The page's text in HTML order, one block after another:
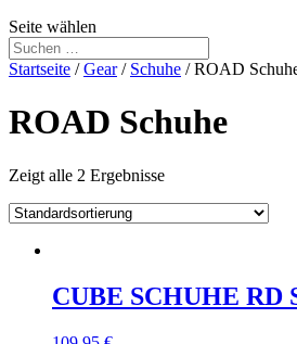
Seite wählen
Startseite /Gear/ Schuhe / ROAD
ROAD Schuhe
Zeigt alle 2 Ergebnisse
CUBE SCHUHE RD